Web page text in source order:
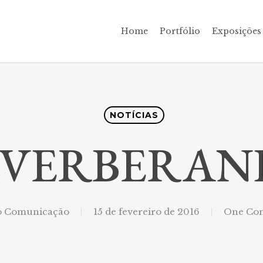
Home Portfólio Exposições
NOTÍCIAS
Comunicação 15 de fevereiro de 2016 One